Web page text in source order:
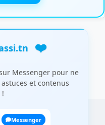
❤️
Messenger pour ne
et contenus
Messenger